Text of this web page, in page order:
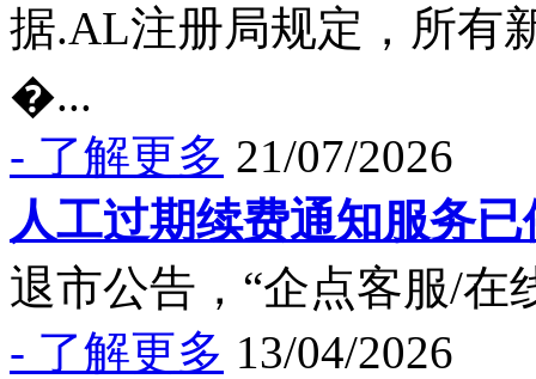
据.AL注册局规定，所有
�...
- 了解更多 21/07/2026
人工过期续费通知服务已
退市公告，“企点客服/
- 了解更多 13/04/2026